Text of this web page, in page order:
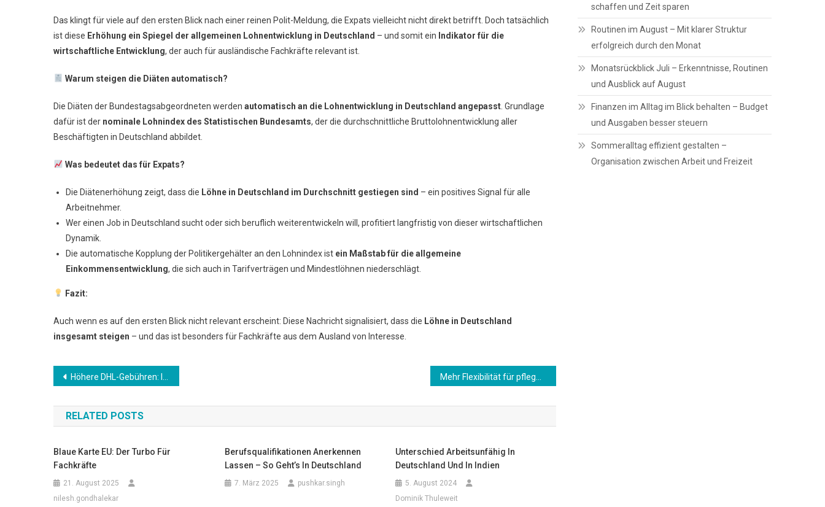
Was
Das
Mit
Zu
Tun
Das klingt für viele auf den ersten Blick nach einer reinen Polit-Meldung, die Expats vielleicht nicht direkt betrifft. Doch tatsächlich
ist diese Erhöhung ein Spiegel der allgemeinen Lohnentwicklung in Deutschland – und somit ein Indikator für die
wirtschaftliche Entwicklung, der auch für ausländische Fachkräfte relevant ist.
Warum steigen die Diäten automatisch?
Die Diäten der Bundestagsabgeordneten werden automatisch an die Lohnentwicklung in Deutschland angepasst . Grundlage
dafür ist der nominale Lohnindex des Statistischen Bundesamts, der die durchschnittliche Bruttolohnentwicklung aller
Beschäftigten in Deutschland abbildet.
Was bedeutet das für Expats?
Die Diätenerhöhung zeigt, dass die Löhne in Deutschland im Durchschnitt gestiegen sind – ein positives Signal für alle
Arbeitnehmer.
Wer einen Job in Deutschland sucht oder sich beruflich weiterentwickeln will, profitiert langfristig von dieser wirtschaftlichen
Dynamik.
Die automatische Kopplung der Politikergehälter an den Lohnindex ist ein Maßstab für die allgemeine
Einkommensentwicklung, die sich auch in Tarifverträgen und Mindestlöhnen niederschlägt.
Fazit:
Auch wenn es auf den ersten Blick nicht relevant erscheint: Diese Nachricht signalisiert, dass die Löhne in Deutschland
insgesamt steigen – und das ist besonders für Fachkräfte aus dem Ausland von Interesse.
Beitrags-
Navigation
Höhere DHL-Gebühren: Internationale Pakete werden deutlich teurer
RELATED POSTS
Blaue Karte EU: Der Turbo Für
Fachkräfte
21. August 2025
nilesh.gondhalekar
Berufsqualifikationen Anerkennen
Lassen – So Geht’s In Deutschland
7. März 2025 pushkar.singh
Unterschied Arbeitsunfähig In
Deutschland Und In Indien
5. August 2024
Dominik Thuleweit
schaffen und Zeit sparen
Routinen im August – Mit klarer Struktur
erfolgreich durch den Monat
Monatsrückblick Juli – Erkenntnisse, Routinen
und Ausblick auf August
Finanzen im Alltag im Blick behalten – Budget
und Ausgaben besser steuern
Sommeralltag effizient gestalten –
Organisation zwischen Arbeit und Freizeit